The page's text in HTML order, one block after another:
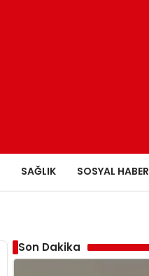
SAĞLIK SOSYAL HABER
Son Dakika